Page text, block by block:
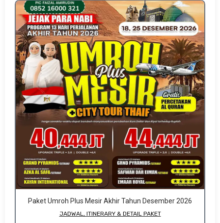
Paket Umroh Plus Mesir Akhir Tahun Desember 2026
JADWAL, ITINERARY & DETAIL PAKET